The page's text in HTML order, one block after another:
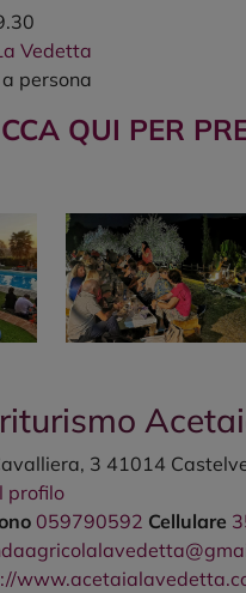
Vedetta
persona
QUI PER
3 41014
profilo
059790592 Cellulare